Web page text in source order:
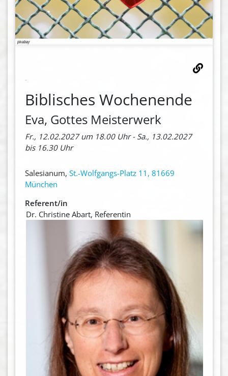
Biblisches Wochenende
Eva, Gottes Meisterwerk
Fr., 12.02.2027 um 18.00 Uhr - Sa., 13.02.2027
bis 16.30 Uhr
Salesianum, St.-Wolfgangs-Platz 11, 81669
München
Referent/in
Dr. Christine Abart, Referentin